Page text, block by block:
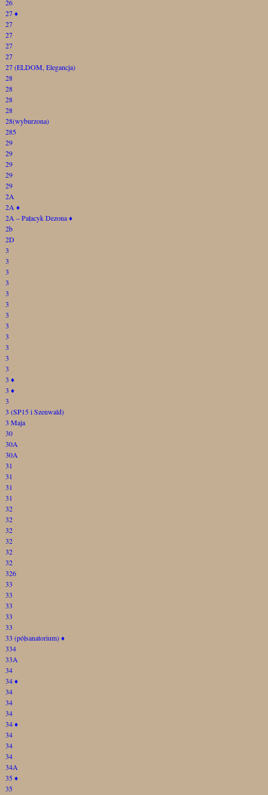
26
27♦
27
27
27
27
27 (ELDOM, Elegancja)
28
28
28
28
28(wyburzona)
285
29
29
29
29
29
2A
2A ♦
2A – Pałacyk Dezona♦
2b
2D
3
3
3
3
3
3
3
3
3
3
3
3
3 ♦
3 ♦
3
3 (SP15 i Szenwald)
3 Maja
30
30A
30A
31
31
31
31
32
32
32
32
32
32
326
33
33
33
33
33
33 (półsanatorium)♦
334
33A
34
34♦
34
34
34
34♦
34
34
34
34A
35♦
35